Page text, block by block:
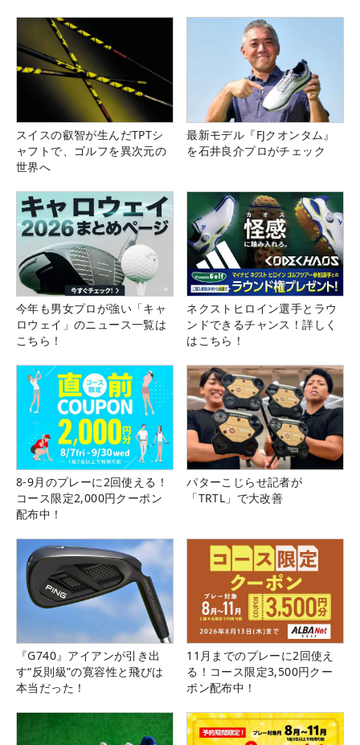
スイスの叡智が生んだTPTシ
ャフトで、ゴルフを異次元の
世界へ
最新モデル『FJクオンタム』
を石井良介プロがチェック
今年も男女プロが強い「キャ
ロウェイ」のニュース一覧は
こちら！
ネクストヒロイン選手とラウ
ンドできるチャンス！詳しく
はこちら！
8-9月のプレーに2回使える！
コース限定2,000円クーポン
配布中！
パターこじらせ記者が
「TRTL」で大改善
『G740』アイアンが引き出
す“反則級”の寛容性と飛びは
本当だった！
11月までのプレーに2回使え
る！コース限定3,500円クー
ポン配布中！